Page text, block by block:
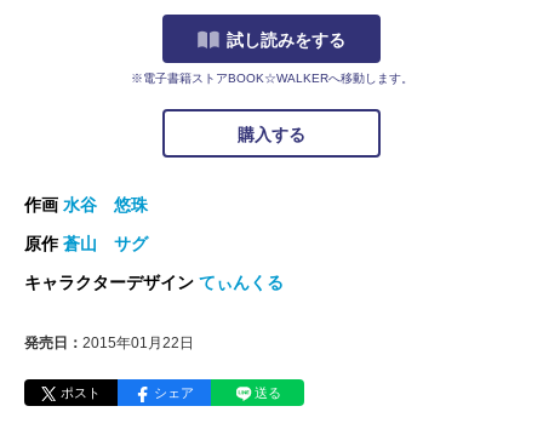
試し読みをする
※電子書籍ストアBOOK☆WALKERへ移動します。
購入する
作画 水谷 悠珠
原作蒼山 サグ
キャラクターデザイン てぃんくる
発売日： 2015年01月22日
ポスト シェア 送る